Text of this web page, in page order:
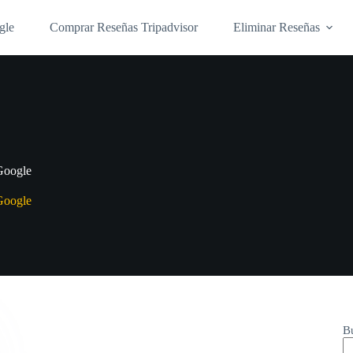
Comprar Reseñas Tripadvisor Eliminar Reseñas